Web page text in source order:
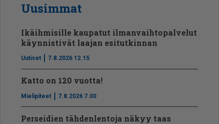
Uusimmat
Ikäihmisille kaupatut ilmanvaihtopalvelut
käynnistivät laajan esitutkinnan
Uutiset 7.8.2026 12.15
Katto on 120 vuotta!
Mielipiteet 7.8.2026 7.00
Perseidien tähdenlentoja näkyy taas